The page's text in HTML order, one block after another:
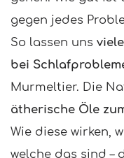
gegen jedes
So lassen uns
bei
Murmeltier. Die
ätherische Öle
Wie diese wirken,
welche das sind –